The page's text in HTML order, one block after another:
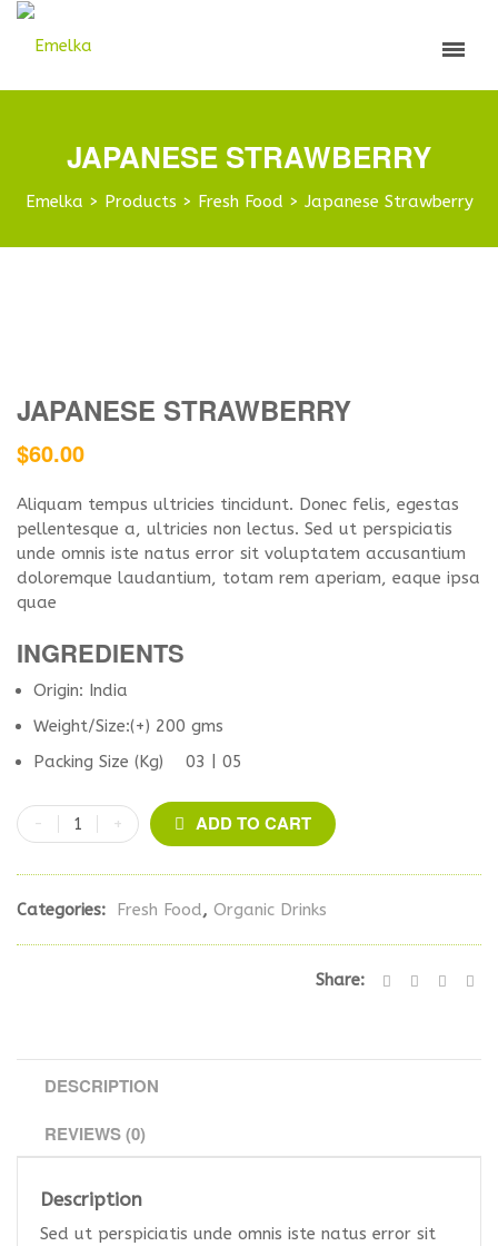
JAPANESE STRAWBERRY
Emelka > Products > Fresh Food > Japanese Strawberry
JAPANESE STRAWBERRY
$60.00
Aliquam tempus ultricies tincidunt. Donec felis, egestas
pellentesque a, ultricies non lectus. Sed ut perspiciatis
unde omnis iste natus error sit voluptatem accusantium
doloremque laudantium, totam rem aperiam, eaque ipsa
quae
INGREDIENTS
Origin: India
Weight/Size:(+) 200 gms
Packing Size (Kg) 03 | 05
ADD TO CART
Categories: Fresh Food, Organic Drinks
Share:
DESCRIPTION
REVIEWS (0)
Description
Sed ut perspiciatis unde omnis iste natus error sit